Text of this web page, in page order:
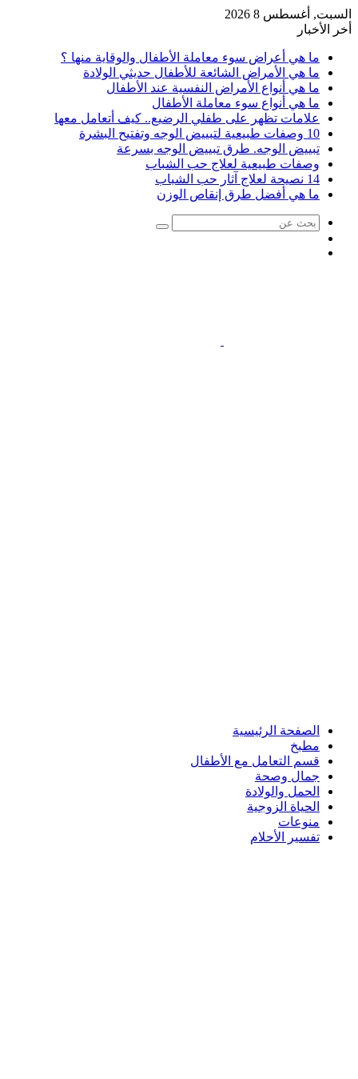
السبت, أغسطس 8 2026
أخر الأخبار
ما هي أعراض سوء معاملة الأطفال والوقاية منها ؟
ما هي الأمراض الشائعة للأطفال حديثي الولادة
ما هي أنواع الأمراض النفسية عند الأطفال
ما هي أنواع سوء معاملة الأطفال
علامات تظهر على طفلي الرضيع.. كيف أتعامل معها
10 وصفات طبيعية لتبييض الوجه وتفتيح البشرة
تبييض الوجه. طرق تبييض الوجه بسرعة
وصفات طبيعية لعلاج حب الشباب
14 نصيحة لعلاج آثار حب الشباب
ما هي أفضل طرق إنقاص الوزن
بحث
الصفحة الرئيسية
مطبخ
قسم التعامل مع الأطفال
جمال وصحة
الحمل والولادة
الحياة الزوجية
منوعات
تفسير الأحلام